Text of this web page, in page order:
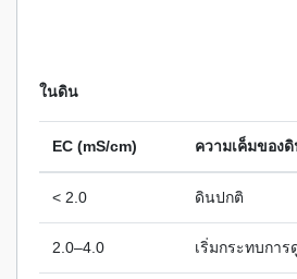
ในดิน
EC (mS/cm) ความเค็มของ
< 2.0 ดินปกติ
2.0–4.0 เริ่มกระทบการ